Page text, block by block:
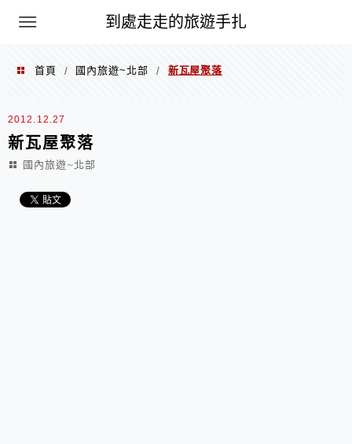
到處走走的旅遊手扎
首頁 / 國內旅遊~北部 / 新瓦屋聚落
2012.12.27
新瓦屋聚落
國內旅遊~北部